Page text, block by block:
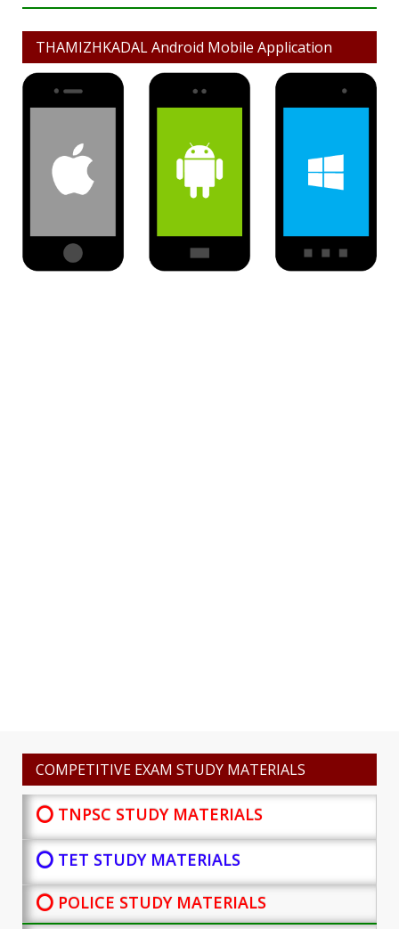
THAMIZHKADAL Android Mobile Application
COMPETITIVE EXAM STUDY MATERIALS
⭕ TNPSC STUDY MATERIALS
⭕ TET STUDY MATERIALS
⭕ POLICE STUDY MATERIALS